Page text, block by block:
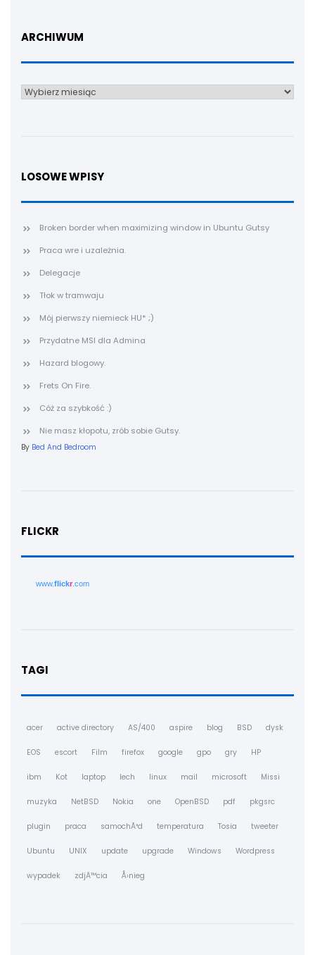
ARCHIWUM
Archiwum
LOSOWE WPISY
Broken border when maximizing window in Ubuntu Gutsy
Praca wre i uzależnia.
Delegacje
Tłok w tramwaju
Mój pierwszy niemieck HU* ;)
Przydatne MSI dla Admina
Hazard blogowy.
Frets On Fire.
Cóż za szybkość :)
Nie masz kłopotu, zrób sobie Gutsy.
By Bed And Bedroom
FLICKR
www.flickr.com
TAGI
acer active directory AS/400 aspire blog BSD dysk
EOS escort Film firefox google gpo gry HP
ibm Kot laptop lech linux mail microsoft Missi
muzyka NetBSD Nokia one OpenBSD pdf pkgsrc
plugin praca samochÃ³d temperatura Tosia tweeter
Ubuntu UNIX update upgrade Windows Wordpress
wypadek zdjÄ™cia Å›nieg